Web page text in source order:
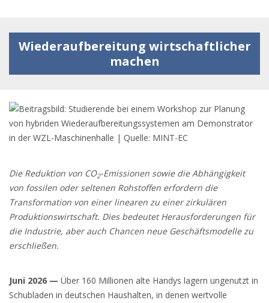
Wiederaufbereitung wirtschaftlicher
machen
Die Reduktion von CO2-Emissionen sowie die Abhängigkeit
von fossilen oder seltenen Rohstoffen erfordern die
Transformation von einer linearen zu einer zirkulären
Produktionswirtschaft. Dies bedeutet Herausforderungen für
die Industrie, aber auch Chancen neue Geschäftsmodelle zu
erschließen.
Juni 2026 — Über 160 Millionen alte Handys lagern ungenutzt in
Schubladen in deutschen Haushalten, in denen wertvolle